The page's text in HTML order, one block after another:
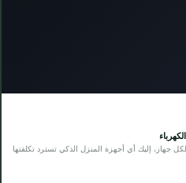
جهاز، إليك أي أجهزة المنزل الذكي تسترد تكلفتها